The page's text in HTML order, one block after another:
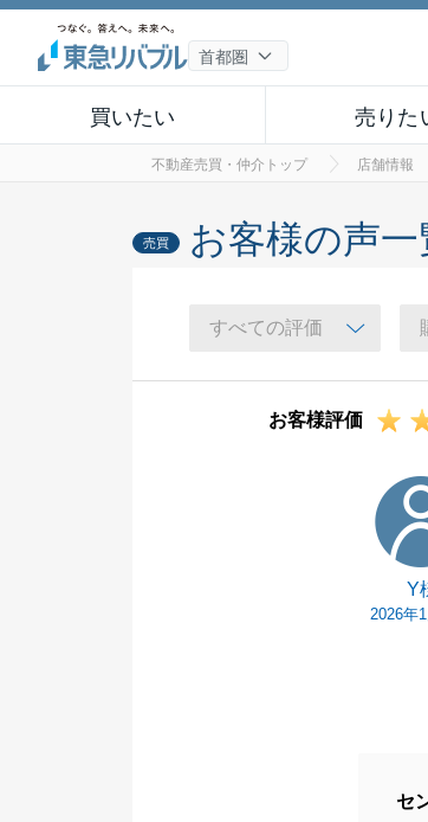
買いたい 売りた
不動産売買・仲介トップ 店舗情報
売買 お客様の声一
お客様評価
Y
2026年
セ